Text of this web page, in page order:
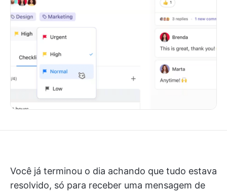
Você já terminou o dia achando que tudo estava
resolvido, só para receber uma mensagem de